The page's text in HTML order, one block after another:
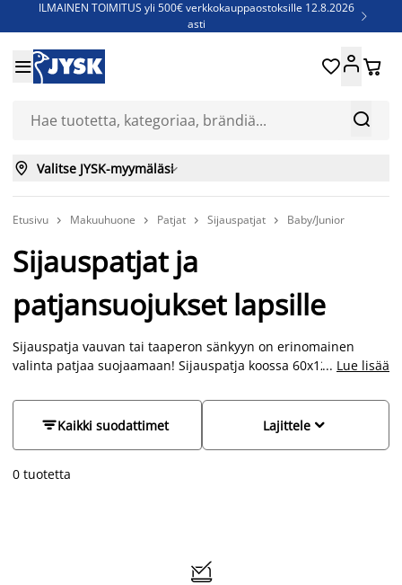
ILMAINEN TOIMITUS yli 500€ verkkokauppaostoksille 12.8.2026
asti

Jenkkisänkyjä - Säästä jopa 60%


 
 Valitse JYSK-myymäläsi
Etusivu  Makuuhuone  Patjat  Sijauspatjat  Baby/Junior
Sijauspatjat ja
patjansuojukset lapsille
Sijauspatja vauvan tai taaperon sänkyyn on erinomainen
valinta patjaa suojaamaan! Sijauspatja koossa 60x120 cm
kuivata.
... Lue lisää
Kaikki suodattimet 
Lajittele
0 tuotetta
